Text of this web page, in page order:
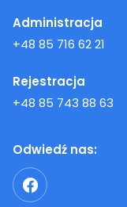
Administracja
+48 85 716 62 21
Rejestracja
+48 85 743 88 63
Odwiedź nas: